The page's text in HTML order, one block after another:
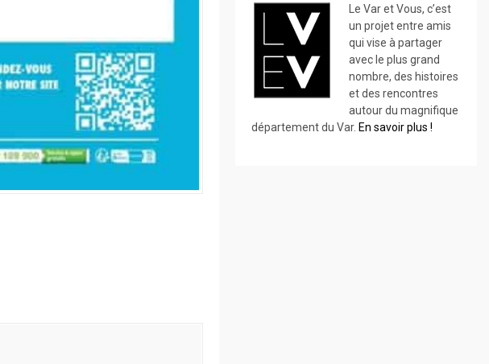
Le Var et Vous, c’est
un projet entre amis
qui vise à partager
avec le plus grand
nombre, des histoires
et des rencontres
autour du magnifique
département du Var. En savoir plus !